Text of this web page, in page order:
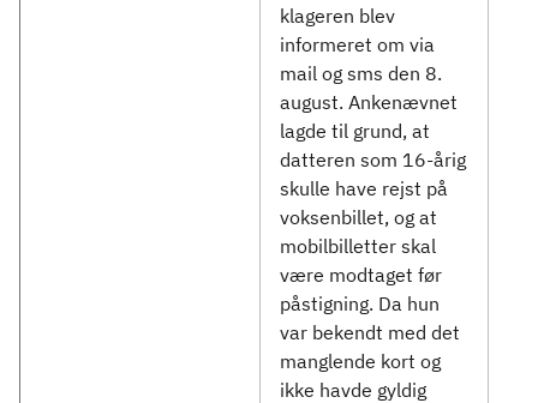
klageren blev
informeret om via
mail og sms den 8.
august. Ankenævnet
lagde til grund, at
datteren som 16-årig
skulle have rejst på
voksenbillet, og at
mobilbilletter skal
være modtaget før
påstigning. Da hun
var bekendt med det
manglende kort og
ikke havde gyldig